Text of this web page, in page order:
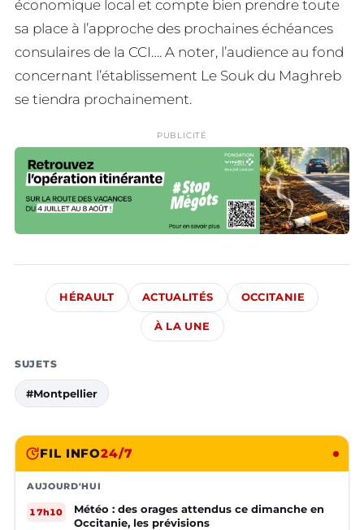
économique local et compte bien prendre toute
sa place à l’approche des prochaines échéances
consulaires de la CCI…. A noter, l’audience au fond
concernant l’établissement Le Souk du Maghreb
se tiendra prochainement.
PUBLICITÉ
HÉRAULT ACTUALITÉS OCCITANIE
À LA UNE
SUJETS
#Montpellier
FIL INFO24/7
AUJOURD'HUI
17h10
Météo : des orages attendus ce dimanche en
Occitanie, les prévisions